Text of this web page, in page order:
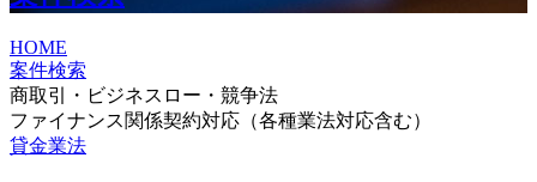
HOME
案件検索
商取引・ビジネスロー・競争法
ファイナンス関係契約対応（各種業法対応含む）
貸金業法